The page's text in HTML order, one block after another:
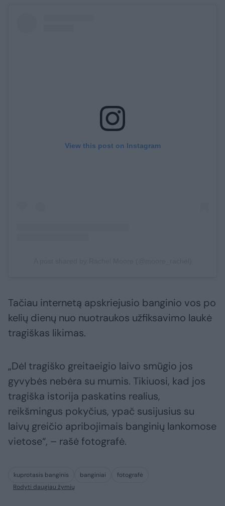
View this post on Instagram
Tačiau internetą apskriejusio banginio vos po
kelių dienų nuo nuotraukos užfiksavimo laukė
tragiškas likimas.
„Dėl tragiško greitaeigio laivo smūgio jos
gyvybės nebėra su mumis. Tikiuosi, kad jos
tragiška istorija paskatins realius,
reikšmingus pokyčius, ypač susijusius su
laivų greičio apribojimais banginių lankomose
vietose“, – rašė fotografė.
kuprotasis banginis banginiai
fotografė
Rodyti daugiau žymių